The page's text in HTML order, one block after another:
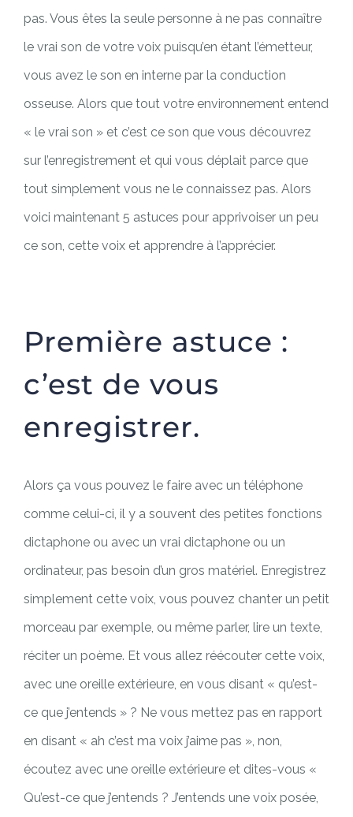
pas. Vous êtes la seule personne à ne pas connaître
le vrai son de votre voix puisqu’en étant l’émetteur,
vous avez le son en interne par la conduction
osseuse. Alors que tout votre environnement entend
« le vrai son » et c’est ce son que vous découvrez
sur l’enregistrement et qui vous déplait parce que
tout simplement vous ne le connaissez pas. Alors
voici maintenant 5 astuces pour apprivoiser un peu
ce son, cette voix et apprendre à l’apprécier.
Première astuce :
c’est de vous
enregistrer.
Alors ça vous pouvez le faire avec un téléphone
comme celui-ci, il y a souvent des petites fonctions
dictaphone ou avec un vrai dictaphone ou un
ordinateur, pas besoin d’un gros matériel. Enregistrez
simplement cette voix, vous pouvez chanter un petit
morceau par exemple, ou même parler, lire un texte,
réciter un poème. Et vous allez réécouter cette voix,
avec une oreille extérieure, en vous disant « qu’est-
ce que j’entends » ? Ne vous mettez pas en rapport
en disant « ah c’est ma voix j’aime pas », non,
écoutez avec une oreille extérieure et dites-vous «
Qu’est-ce que j’entends ? J’entends une voix posée,